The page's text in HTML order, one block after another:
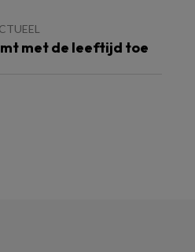
met de leeftijd toe